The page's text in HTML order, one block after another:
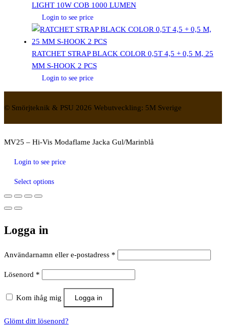
LIGHT 10W COB 1000 LUMEN
Login to see price
RATCHET STRAP BLACK COLOR 0,5T 4,5 + 0,5 M, 25
MM S-HOOK 2 PCS
Login to see price
© Smörjteknik & PSU 2026 Webutveckling: 5M Sverige
MV25 – Hi-Vis Modaflame Jacka Gul/Marinblå
Login to see price
Select options
Logga in
Användarnamn eller e-postadress *
Lösenord *
Kom ihåg mig Logga in
Glömt ditt lösenord?